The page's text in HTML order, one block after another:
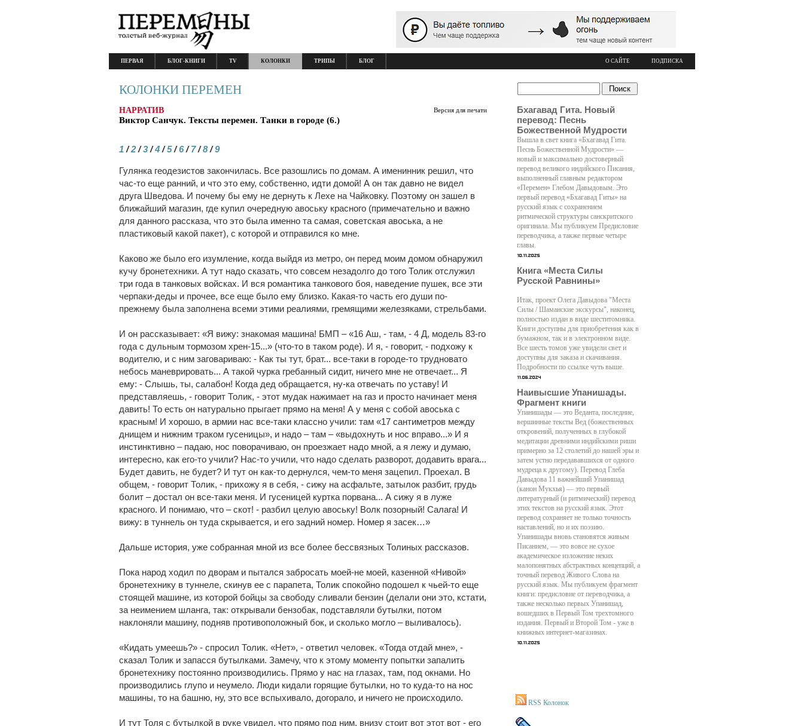
О САЙТЕ ПОДПИСКА
ПЕРВАЯ БЛОГ-КНИГИ TV КОЛОНКИ ТРИПЫ БЛОГ
КОЛОНКИ ПЕРЕМЕН
НАРРАТИВ Версия для печати
Виктор Санчук. Тексты перемен. Танки в городе (6.)
1 /2/3 /4 /5/6/7/8/9
Гулянка геодезистов закончилась. Все разошлись по домам. А именинник решил, что
час-то еще ранний, и что это ему, собственно, идти домой! А он так давно не видел
друга Шведова. И почему бы ему не дернуть к Лехе на Чайковку. Поэтому он зашел в
ближайший магазин, где купил очередную авоську красного (примечательно и важно
для данного рассказа, что это была именно та самая, советская авоська, а не
пластиковый какой пакет), с которой и отправился ко мне.
Каково же было его изумление, когда выйдя из метро, он перед моим домом обнаружил
кучу бронетехники. А тут надо сказать, что совсем незадолго до того Толик отслужил
три года в танковых войсках. И вся романтика танкового боя, наведение пушек, все эти
черпаки-деды и прочее, все еще было ему близко. Какая-то часть его души по-
прежнему была заполнена всеми этими реалиями, гремящими железяками, стрельбами.
И он рассказывает: «Я вижу: знакомая машина! БМП – «16 Аш, - там, - 4 Д, модель 83-го
года с дульным тормозом хрен-15...» (что-то в таком роде). И я, - говорит, - подхожу к
водителю, и с ним заговариваю: - Как ты тут, брат... все-таки в городе-то трудновато
небось маневрировать... А такой чурка гребанный сидит, ничего мне не отвечает... Я
ему: - Слышь, ты, салабон! Когда дед обращается, ну-ка отвечать по уставу! И
представляешь, - говорит Толик, - этот мудак нажимает на газ и просто начинает меня
давить! То есть он натурально прыгает прямо на меня! А у меня с собой авоська с
красным! И хорошо, в армии нас все-таки классно учили: там «17 сантиметров между
днищем и нижним траком гусеницы», и надо – там – «выдохнуть и нос вправо...» И я
инстинктивно – падаю, нос поворачиваю, он проезжает надо мной, а я лежу и думаю,
интересно, как его-то учили? Нас-то учили, что надо сделать разворот, додавить врага...
Будет давить, не будет? И тут он как-то дернулся, чем-то меня зацепил. Проехал. В
общем, - говорит Толик, - прихожу я в себя, - сижу на асфальте, затылок разбит, грудь
болит – достал он все-таки меня. И гусеницей куртка порвана... А сижу я в луже
красного. И понимаю, что – скот! - разбил целую авоську! Волк позорный! Салага! И
вижу: в туннель он туда скрывается, и его задний номер. Номер я засек…»
Дальше история, уже собранная мной из все более бессвязных Толиных рассказов.
Пока народ ходил по дворам и пытался забросать моей-не моей, казенной «Нивой»
бронетехнику в туннеле, скинув ее с парапета, Толик спокойно подошел к чьей-то еще
стоящей машине, из которой бойцы за свободу сливали бензин (делали они это, кстати,
за неимением шланга, так: открывали бензобак, подставляли бутылки, потом
наклоняли машину, подняв противоположный бок, и сколько могло – выливалось).
«Кидать умеешь?» - спросил Толик. «Нет», - ответил человек. «Тогда отдай мне», -
сказал Толик и запасся бутылками. Замечу, что к этому моменту попытки запалить
бронетехнику постоянно производились. Прямо у нас на глазах, там, под окнами. Но
производились глупо и неумело. Люди кидали горящие бутылки, но то куда-то на нос
машины, то на башню, ну, это все вспыхивало, догорало, и ничего не происходило.
И тут Толя с бутылкой в руке увидел, что прямо под ним, внизу стоит вот этот вот - его
Бхагавад Гита. Новый
перевод: Песнь
Божественной Мудрости
Вышла в свет книга «Бхагавад Гита.
Песнь Божественной Мудрости» —
новый и максимально достоверный
перевод великого индийского Писания,
выполненный главным редактором
«Перемен» Глебом Давыдовым. Это
первый перевод «Бхагавад Гиты» на
русский язык с сохранением
ритмической структуры санскритского
оригинала. Мы публикуем Предисловие
переводчика, а также первые четыре
главы.
Книга «Места Силы
Русской Равнины»
Итак, проект Олега Давыдова "Места
Силы / Шаманские экскурсы", наконец,
полностью издан в виде шеститомника.
Книги доступны для приобретения как в
бумажном, так и в электронном виде.
Все шесть томов уже увидели свет и
доступны для заказа и скачивания.
Подробности по ссылке чуть выше.
Наивысшие Упанишады.
Фрагмент книги
Упанишады — это Веданта, последние,
вершинные тексты Вед (божественных
откровений, полученных в глубокой
медитации древними индийскими риши
примерно за 12 столетий до нашей эры и
затем устно передававшихся от одного
мудреца к другому). Перевод Глеба
Давыдова 11 важнейший Упанишад
(канон Мукхья) — это первый
литературный (и ритмический) перевод
этих текстов на русский язык. Этот
перевод сохраняет не только точность
наставлений, но и их поэзию.
Упанишады вновь становятся живым
Писанием, — это вовсе не сухое
академическое изложение неких
малопонятных абстрактных концепций, а
точный перевод Живого Слова на
русский язык. Мы публикуем фрагмент
книги: предисловие от переводчика, а
также несколько первых Упанишад,
вошедших в Первый Том трехтомного
издания. Первый и Второй Том - уже в
книжных интернет-магазинах.
RSS Колонок